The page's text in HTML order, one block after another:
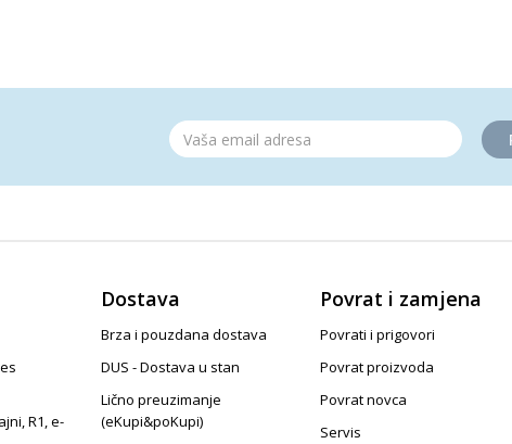
R1, e-
Dostava
Brza i pouzdana dostava
DUS - Dostava u stan
Lično preuzimanje
(eKupi&poKupi)
Povrat i zamjena
Povrati i prigovori
Povrat proizvoda
Povrat novca
Servis